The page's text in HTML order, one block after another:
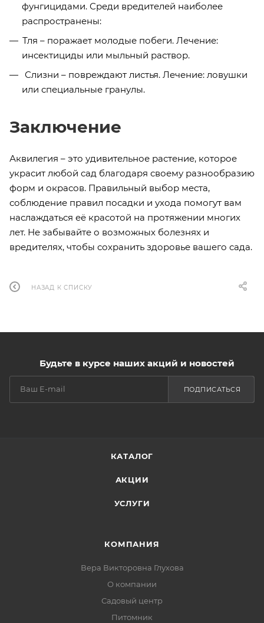
фунгицидами. Среди вредителей наиболее
распространены:
Тля – поражает молодые побеги. Лечение:
инсектициды или мыльный раствор.
Слизни – повреждают листья. Лечение: ловушки
или специальные гранулы.
Заключение
Аквилегия – это удивительное растение, которое
украсит любой сад благодаря своему разнообразию
форм и окрасов. Правильный выбор места,
соблюдение правил посадки и ухода помогут вам
наслаждаться её красотой на протяжении многих
лет. Не забывайте о возможных болезнях и
вредителях, чтобы сохранить здоровье вашего сада.
НАЗАД К СПИСКУ
Будьте в курсе наших акций и новостей
ПОДПИСАТЬСЯ
КАТАЛОГ
АКЦИИ
УСЛУГИ
КОМПАНИЯ
Вера Викторовна Глухова
О компании
Садовый центр
Питомник